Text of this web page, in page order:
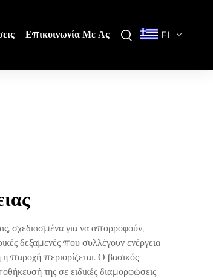
Επικοινωνία Με Ας EL
σχεδιασμένα για να απορροφούν,
δεξαμενές που συλλέγουν ενέργεια
παροχή περιορίζεται. Ο βασικός
της σε ειδικές διαμορφώσεις